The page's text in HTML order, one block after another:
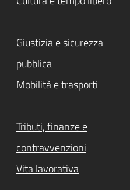
Giustizia e sicurezza
pubblica
Mobilità e trasporti
Tributi, finanze e
contravvenzioni
Vita lavorativa